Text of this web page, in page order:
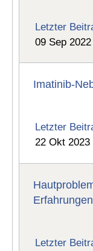
Letzter
09 Sep
Imatinib-
Letzter
22 Okt 2023
Letzter